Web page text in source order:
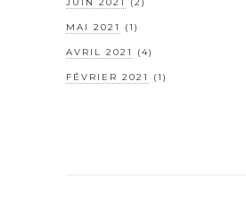
JUIN 2021 (2)
MAI 2021 (1)
AVRIL 2021 (4)
FÉVRIER 2021 (1)